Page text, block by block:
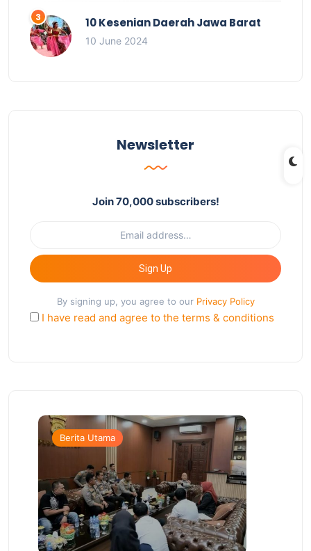
10 Kesenian Daerah Jawa Barat
10 June 2024
Newsletter
Join 70,000 subscribers!
Sign Up
By signing up, you agree to our Privacy Policy
I have read and agree to the terms & conditions
Berita Utama